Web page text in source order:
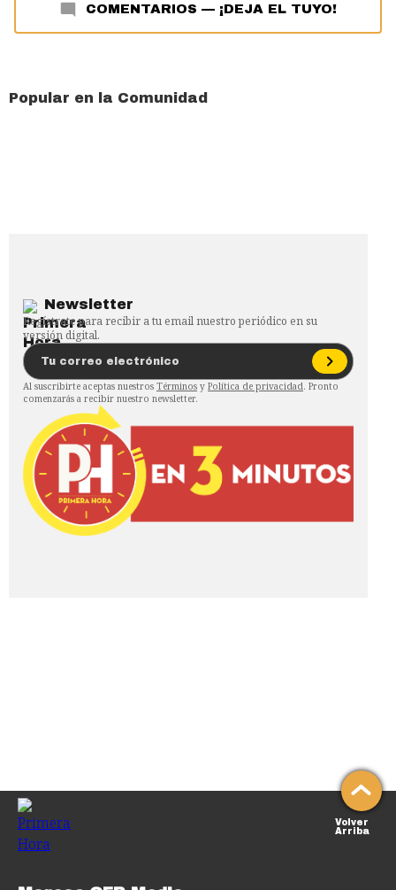
COMENTARIOS — ¡DEJA EL TUYO!
Popular en la Comunidad
Newsletter
Regístrate para recibir a tu email nuestro periódico en su
versión digital.
Al suscribirte aceptas nuestros Términos y Política de privacidad. Pronto
comenzarás a recibir nuestro newsletter.
Volver
Arriba